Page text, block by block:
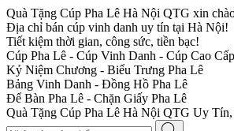
Quà Tặng Cúp Pha Lê Hà Nội QTG xin
Địa chỉ bán cúp vinh danh uy tín tại Hà Nội!
Tiết kiệm thời gian, công sức, tiền bạc!
Cúp Pha Lê - Cúp Vinh Danh - Cúp Cao Cấp
Kỷ Niệm Chương - Biểu Trưng Pha Lê
Bảng Vinh Danh - Đồng Hồ Pha Lê
Để Bàn Pha Lê - Chặn Giấy Pha Lê
Quà Tặng Cúp Pha Lê Hà Nội QTG Uy